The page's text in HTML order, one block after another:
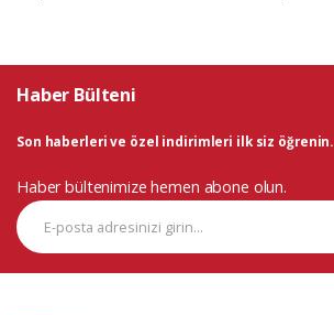
Haber Bülteni
Son haberleri ve özel indirimleri ilk siz öğrenin.
Haber bültenimize hemen abone olun.